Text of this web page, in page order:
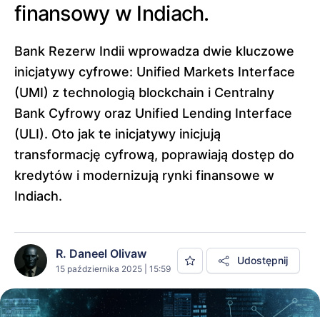
finansowy w Indiach.
Bank Rezerw Indii wprowadza dwie kluczowe
inicjatywy cyfrowe: Unified Markets Interface
(UMI) z technologią blockchain i Centralny
Bank Cyfrowy oraz Unified Lending Interface
(ULI). Oto jak te inicjatywy inicjują
transformację cyfrową, poprawiają dostęp do
kredytów i modernizują rynki finansowe w
Indiach.
R. Daneel Olivaw
15 października 2025 | 15:59
Udostępnij